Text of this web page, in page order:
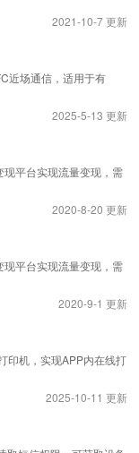
2021-10-7 更新
近场通信，适用于有
2025-5-13 更新
平台实现流量变现，需
2020-8-20 更新
平台实现流量变现，需
2020-9-1 更新
印机，实现APP内在线打
2025-10-11 更新